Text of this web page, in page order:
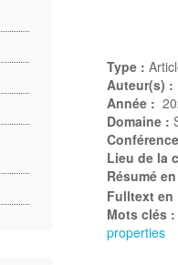
Type :
Auteur(s) :
Année :
Domaine :
Lieu de la
Résumé
Fulltext en
Mots clés :
properties